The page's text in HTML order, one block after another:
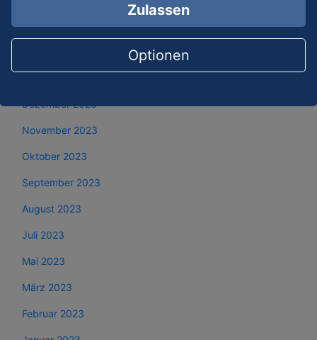
März 2024
Dezember 2023
November 2023
Oktober 2023
September 2023
August 2023
Juli 2023
Mai 2023
März 2023
Februar 2023
Zulassen
Optionen